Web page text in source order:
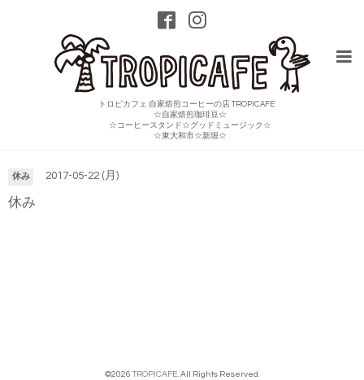
トロピカフェ 自家焙煎コーヒーの店 TROPICAFE
☆自家焙煎珈琲豆☆
☆コーヒースタンド☆グッドミュージック☆
☆東大和市☆新堀☆
休み 2017-05-22 (月)
休み
©2026TROPICAFE . All Rights Reserved.